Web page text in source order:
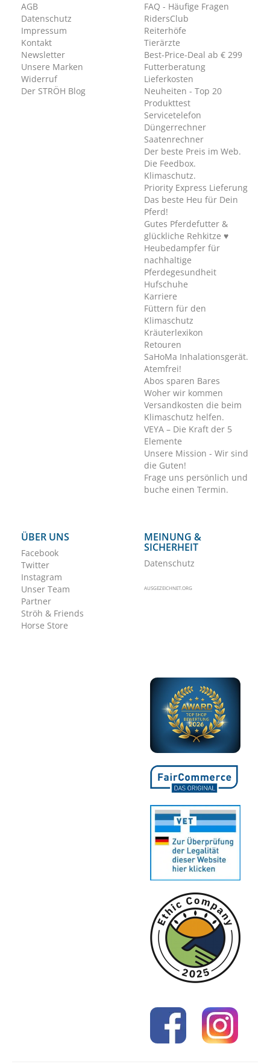
AGB
Datenschutz
Impressum
Kontakt
Newsletter
Unsere Marken
Widerruf
Der STRÖH Blog
FAQ - Häufige Fragen
RidersClub
Reiterhöfe
Tierärzte
Best-Price-Deal ab € 299
Futterberatung
Lieferkosten
Neuheiten - Top 20
Produkttest
Servicetelefon
Düngerrechner
Saatenrechner
Der beste Preis im Web.
Die Feedbox.
Klimaschutz.
Priority Express Lieferung
Das beste Heu für Dein
Pferd!
Gutes Pferdefutter &
glückliche Rehkitze ♥
Heubedampfer für
nachhaltige
Pferdegesundheit
Hufschuhe
Karriere
Füttern für den
Klimaschutz
Kräuterlexikon
Retouren
SaHoMa Inhalationsgerät.
Atemfrei!
Abos sparen Bares
Woher wir kommen
Versandkosten die beim
Klimaschutz helfen.
VEYA – Die Kraft der 5
Elemente
Unsere Mission - Wir sind
die Guten!
Frage uns persönlich und
buche einen Termin.
ÜBER UNS
Facebook
Twitter
Instagram
Unser Team
Partner
Ströh & Friends
Horse Store
MEINUNG &
SICHERHEIT
Datenschutz
AUSGEZEICHNET.ORG